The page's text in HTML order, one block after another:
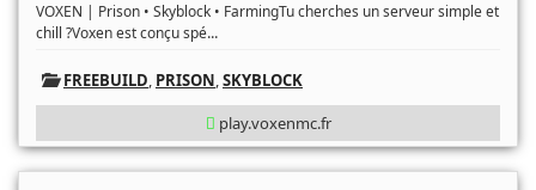
VOXEN | Prison • Skyblock • FarmingTu cherches un serveur simple et
chill ?Voxen est conçu spé...
FREEBUILD, PRISON,SKYBLOCK
play.voxenmc.fr